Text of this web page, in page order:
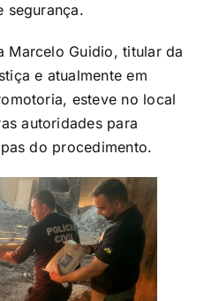
segurança.
Marcelo Guidio, titular da
e atualmente em
esteve no local
autoridades para
do procedimento.